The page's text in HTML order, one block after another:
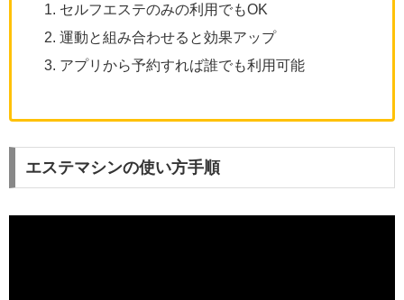
セルフエステのみの利用でもOK
運動と組み合わせると効果アップ
アプリから予約すれば誰でも利用可能
エステマシンの使い方手順